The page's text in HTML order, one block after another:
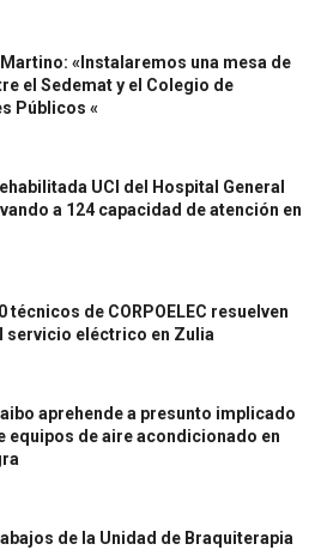
«Instalaremos una mesa de
el Sedemat y el Colegio de
Públicos «
UCI del Hospital General
a 124 capacidad de atención en
técnicos de CORPOELEC resuelven
servicio eléctrico en Zulia
aprehende a presunto implicado
equipos de aire acondicionado en
de la Unidad de Braquiterapia